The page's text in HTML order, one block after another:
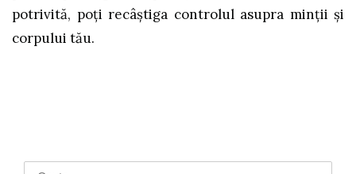
potrivită, poţi recâştiga controlul asupra minţii şi
corpului tău.
for: